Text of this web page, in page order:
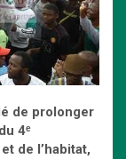
de prolonger
4ᵉ
de l’habitat,